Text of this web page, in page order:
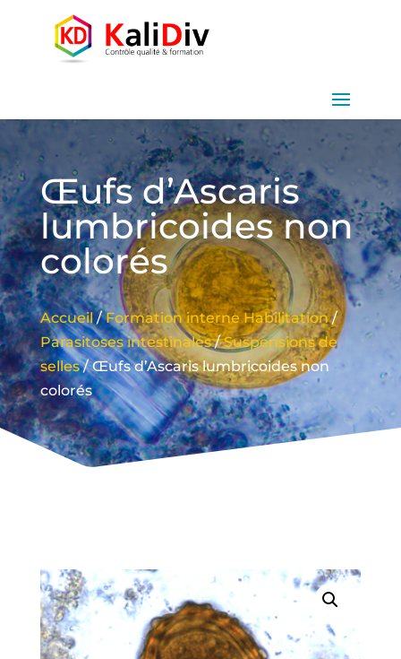
Œufs d’Ascaris
lumbricoides non
colorés
Accueil/Formation interne Habilitation/
Parasitoses intestinales/Suspensions de
selles/ Œufs d’Ascaris lumbricoides non
colorés